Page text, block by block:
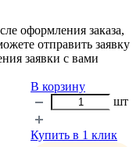
оформления заказа,
отправить заявку
заявки с вами
В корзину
шт
Купить в 1 клик